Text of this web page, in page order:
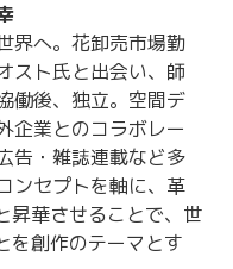
界へ。花卸売市場勤
スト氏と出会い、師
働後、独立。空間デ
企業とのコラボレー
告・雑誌連載など多
ンセプトを軸に、革
昇華させることで、世
を創作のテーマとす